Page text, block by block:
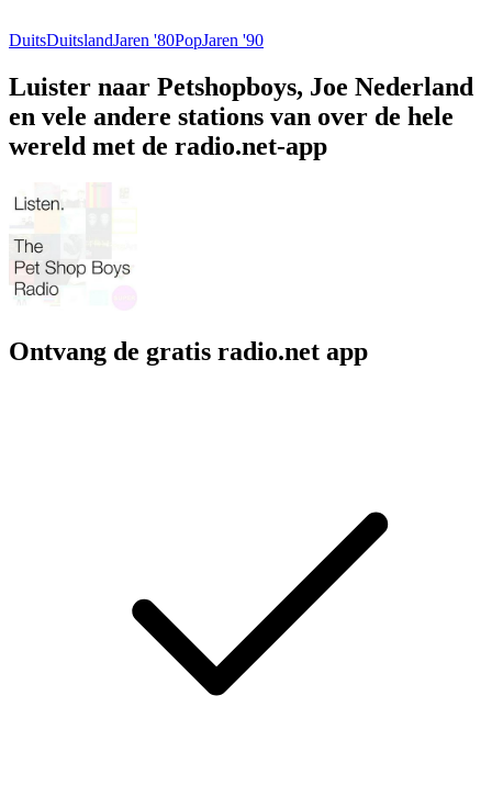
DuitsDuitslandJaren '80PopJaren '90
Luister naar Petshopboys, Joe Nederland
en vele andere stations van over de hele
wereld met de radio.net-app
Ontvang de gratis radio.net app